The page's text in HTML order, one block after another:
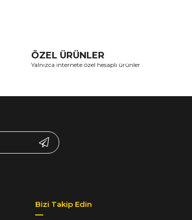
ÖZEL ÜRÜNLER
Yalnızca internete özel hesaplı ürünler
Bizi Takip Edin